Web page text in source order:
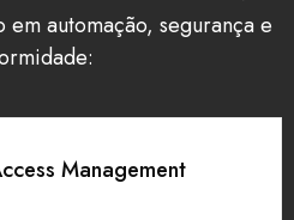
automação, segurança e
Management